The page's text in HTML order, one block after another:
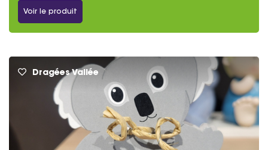
Voir le produit
Dragées Vallée